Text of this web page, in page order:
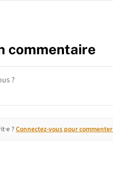
commentaire
? Connectez-vous pour